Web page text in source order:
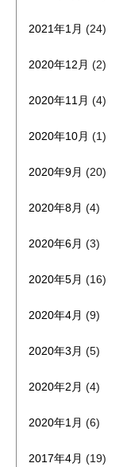
2021年1月 (24)
2020年12月 (2)
2020年11月 (4)
2020年10月 (1)
2020年9月 (20)
2020年8月 (4)
2020年6月 (3)
2020年5月 (16)
2020年4月 (9)
2020年3月 (5)
2020年2月 (4)
2020年1月 (6)
2017年4月 (19)